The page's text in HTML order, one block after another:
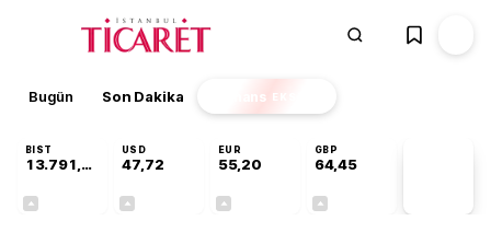
Bugün Son Dakika Finans EKSTRA
BIST
13.791,48
USD
47,72
EUR
55,20
GBP
64,45